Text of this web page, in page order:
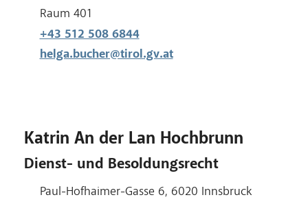
Raum:
Raum 401
+43 512 508 6844
helga.bucher@tirol.gv.at
Katrin An der Lan Hochbrunn
Dienst- und Besoldungsrecht
Adresse:
Paul-Hofhaimer-Gasse 6, 6020 Innsbruck